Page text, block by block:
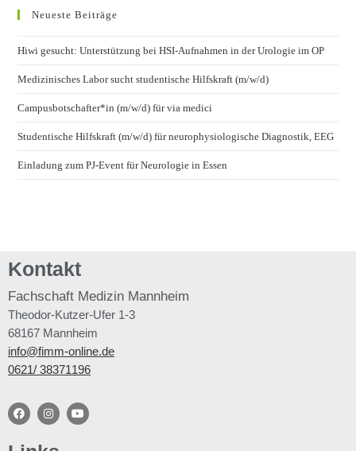
Neueste Beiträge
Hiwi gesucht: Unterstützung bei HSI-Aufnahmen in der Urologie im OP
Medizinisches Labor sucht studentische Hilfskraft (m/w/d)
Campusbotschafter*in (m/w/d) für via medici
Studentische Hilfskraft (m/w/d) für neurophysiologische Diagnostik, EEG
Einladung zum PJ-Event für Neurologie in Essen
Kontakt
Fachschaft Medizin Mannheim
Theodor-Kutzer-Ufer 1-3
68167 Mannheim
info@fimm-online.de
0621/ 38371196